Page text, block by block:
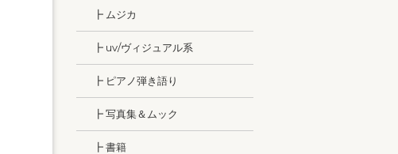
┣ ムジカ
┣ uv/ヴィジュアル系
┣ ピアノ弾き語り
┣ 写真集＆ムック
┣ 書籍